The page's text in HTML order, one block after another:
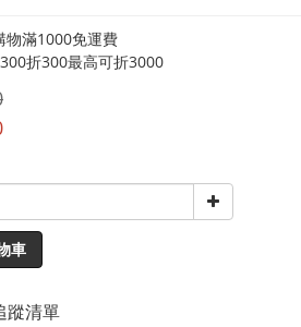
物滿1000免運費
折300最高可折3000
車
蹤清單